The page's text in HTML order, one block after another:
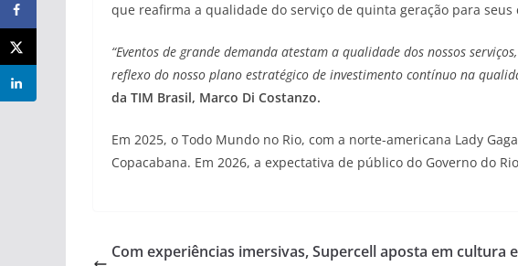
que reafirma a qualidade do serviço de quinta geração para seus
“Eventos de grande demanda atestam a qualidade dos nossos
reflexo do nosso plano estratégico de investimento contínuo na
da TIM Brasil, Marco Di Costanzo.
Em 2025, o Todo Mundo no Rio, com a norte-americana Lady
Copacabana. Em 2026, a expectativa de público do Governo do
Com experiências imersivas, Supercell aposta em cultura